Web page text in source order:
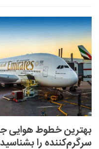
بهترین خطوط هوایی
سرگرم‌کننده را